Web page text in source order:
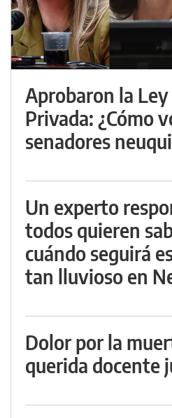
Aprobaron la
Privada: ¿Cómo
senadores
Un experto
todos quieren
cuándo seguirá
tan lluvioso en
Dolor por la
querida docente